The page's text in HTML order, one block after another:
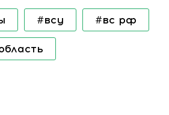
#всу #вс рф